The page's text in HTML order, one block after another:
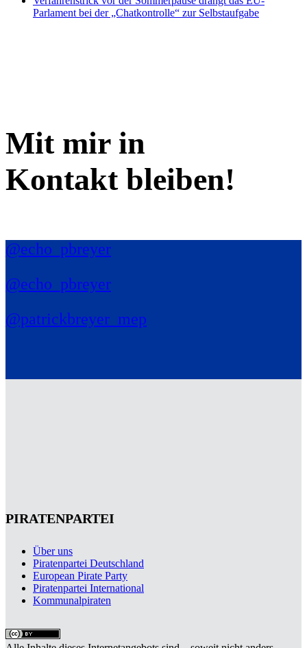
Parlament bei der „Chatkontrolle“ zur Selbstaufgabe
Mit mir in
Kontakt bleiben!
@echo_pbreyer
@echo_pbreyer
@patrickbreyer_mep
PIRATENPARTEI
Über uns
Piratenpartei Deutschland
European Pirate Party
Piratenpartei International
Kommunalpiraten